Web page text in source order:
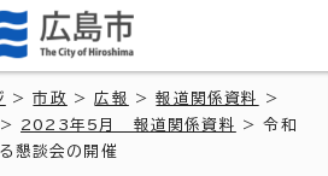
>市政 >広報 >報道関係資料
>
> 2023年5月 報道関係資料
> 令和
懇談会の開催